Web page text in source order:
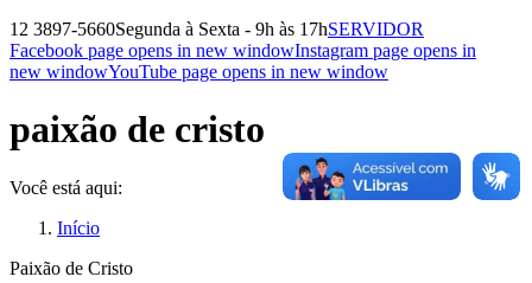
12 3897-5660Segunda à Sexta - 9h às 17hSERVIDOR
Facebook page opens in new windowInstagram page opens in
new windowYouTube page opens in new window
paixão de cristo
Você está aqui:
Início
Paixão de Cristo